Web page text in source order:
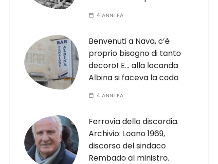
4 ANNI FA
Benvenuti a Nava, c’è
proprio bisogno di tanto
decoro! E… alla locanda
Albina si faceva la coda
4 ANNI FA
Ferrovia della discordia.
Archivio: Loano 1969,
discorso del sindaco
Rembado al ministro.